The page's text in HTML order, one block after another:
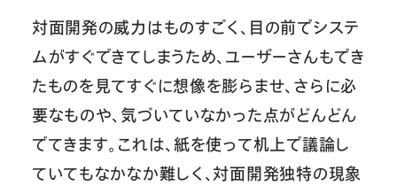
対面開発の威力はものすごく、目の前でシステ
ムがすぐできてしまうため、ユーザーさんもでき
たものを見てすぐに想像を膨らませ、さらに必
要なものや、気づいていなかった点がどんどん
でてきます。これは、紙を使って机上で議論し
ていてもなかなか難しく、対面開発独特の現象